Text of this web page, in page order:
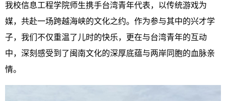
我校信息工程学院师生携手台湾青年代表，以传统游戏为
媒，共赴一场跨越海峡的文化之约。作为参与其中的兴才学
子，我们不仅重温了儿时的快乐，更在与台湾青年的互动
中，深刻感受到了闽南文化的深厚底蕴与两岸同胞的血脉亲
情。